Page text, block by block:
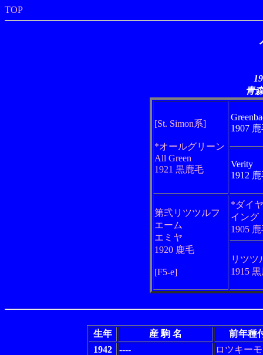
TOP
青
[St. Simon系]
*オールグリーン
All Green
1921 黒鹿毛
1907
Verity
1912
第弐リツツルフ
エーム
エミヤ
1920 鹿毛
[F5-e]
*ダイ
イング
1905
リツツ
1915
生年 産 駒 名
前年種
1942
----
ロツキー